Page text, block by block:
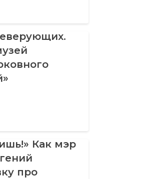
Как мэр
про